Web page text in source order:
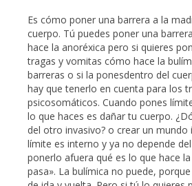
Es cómo poner una barrera a la
cuerpo. Tú puedes poner una
hace la anoréxica pero si quieres
tragas y vomitas cómo hace la
barreras o si la ponesdentro del
hay que tenerlo en cuenta para los
psicosomáticos. Cuando pones
lo que haces es dañar tu cuerpo.
del otro invasivo? o crear un
límite es interno y ya no depende
ponerlo afuera qué es lo que hace la
pasa». La bulímica no puede,